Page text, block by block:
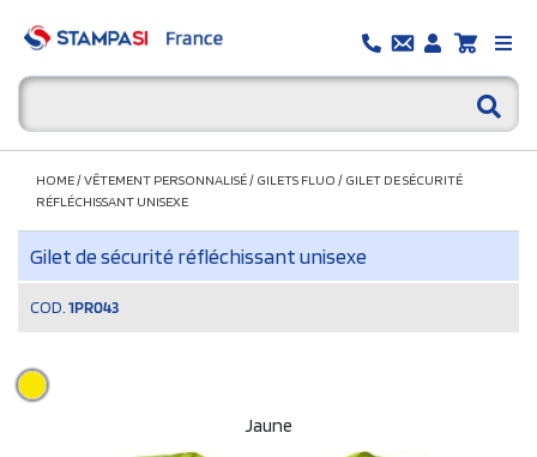
HOME/VÊTEMENT PERSONNALISÉ/ GILETS FLUO / GILET DE SÉCURITÉ
RÉFLÉCHISSANT UNISEXE
Gilet de sécurité réfléchissant unisexe
COD. 1PR043
Jaune